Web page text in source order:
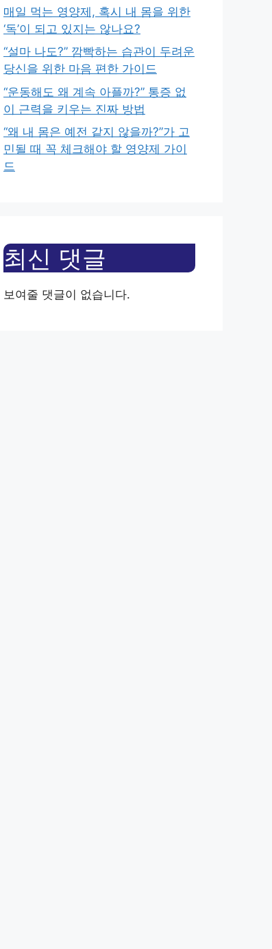
매일 먹는 영양제, 혹시 내 몸을 위한
‘독’이 되고 있지는 않나요?
“설마 나도?” 깜빡하는 습관이 두려운
당신을 위한 마음 편한 가이드
“운동해도 왜 계속 아플까?” 통증 없
이 근력을 키우는 진짜 방법
“왜 내 몸은 예전 같지 않을까?”가 고
민될 때 꼭 체크해야 할 영양제 가이
드
최신 댓글
보여줄 댓글이 없습니다.